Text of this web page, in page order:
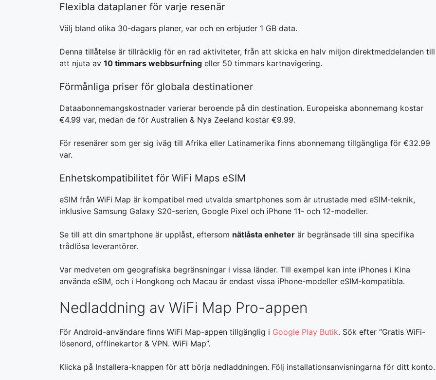
Flexibla dataplaner för varje resenär
Välj bland olika 30-dagars planer, var och en erbjuder 1 GB data.
Denna tillåtelse är tillräcklig för en rad aktiviteter, från att skicka en halv miljon direktmeddelanden till
att njuta av 10 timmars webbsurfning eller 50 timmars kartnavigering.
Förmånliga priser för globala destinationer
Dataabonnemangskostnader varierar beroende på din destination. Europeiska abonnemang kostar
€4.99 var, medan de för Australien & Nya Zeeland kostar €9.99.
För resenärer som ger sig iväg till Afrika eller Latinamerika finns abonnemang tillgängliga för €32.99
var.
Enhetskompatibilitet för WiFi Maps eSIM
eSIM från WiFi Map är kompatibel med utvalda smartphones som är utrustade med eSIM-teknik,
inklusive Samsung Galaxy S20-serien, Google Pixel och iPhone 11- och 12-modeller.
Se till att din smartphone är upplåst, eftersom nätlåsta enheter är begränsade till sina specifika
trådlösa leverantörer.
Var medveten om geografiska begränsningar i vissa länder. Till exempel kan inte iPhones i Kina
använda eSIM, och i Hongkong och Macau är endast vissa iPhone-modeller eSIM-kompatibla.
Nedladdning av WiFi Map Pro-appen
För Android-användare finns WiFi Map-appen tillgänglig i Google Play Butik. Sök efter “Gratis WiFi-
lösenord, offlinekartor & VPN. WiFi Map”.
Klicka på Installera-knappen för att börja nedladdningen. Följ installationsanvisningarna för ditt konto.